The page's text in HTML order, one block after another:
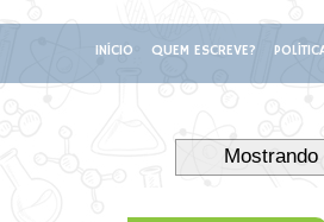
INÍCIO QUEM ESCREVE?